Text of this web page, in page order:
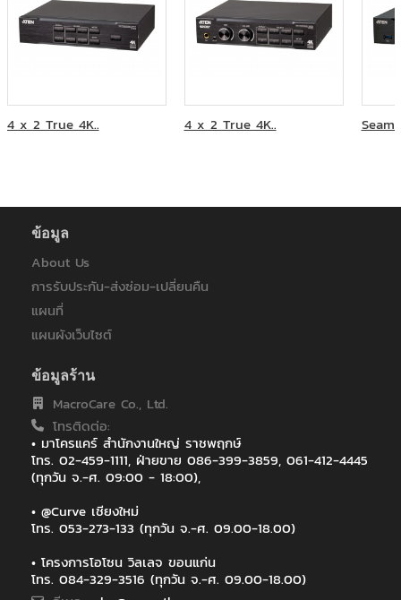
4 x 2 True 4K.. 4 x 2 True 4K..
ข้อมูล
About Us
การรับประกัน-ส่งซ่อม-เปลี่ยนคืน
แผนที่
แผนผังเว็บไซต์
ข้อมูลร้าน
MacroCare Co., Ltd.
โทรติดต่อ:
• มาโครแคร์ สำนักงานใหญ่ ราชพฤกษ์
โทร. 02-459-1111, ฝ่ายขาย 086-399-3859, 061-412-4445
(ทุกวัน จ.-ศ. 09:00 - 18:00),
• @Curve เชียงใหม่
โทร. 053-273-133 (ทุกวัน จ.-ศ. 09.00-18.00)
• โครงการโอโซน วิลเลจ ขอนแก่น
โทร. 084-329-3516 (ทุกวัน จ.-ศ. 09.00-18.00)